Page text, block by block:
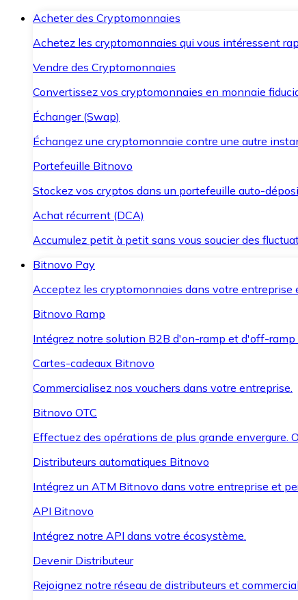
Acheter des Cryptomonnaies
Achetez les cryptomonnaies qui vous intéressent
Vendre des Cryptomonnaies
Convertissez vos cryptomonnaies en monnaie
Échanger (Swap)
Échangez une cryptomonnaie contre une autre
Portefeuille Bitnovo
Stockez vos cryptos dans un portefeuille auto-
Achat récurrent (DCA)
Accumulez petit à petit sans vous soucier des
Bitnovo Pay
Acceptez les cryptomonnaies dans votre
Bitnovo Ramp
Intégrez notre solution B2B d'on-ramp et d'off-
Cartes-cadeaux Bitnovo
Commercialisez nos vouchers dans votre entreprise.
Bitnovo OTC
Effectuez des opérations de plus grande
Distributeurs automatiques Bitnovo
Intégrez un ATM Bitnovo dans votre entreprise et
API Bitnovo
Intégrez notre API dans votre écosystème.
Devenir Distributeur
Rejoignez notre réseau de distributeurs et